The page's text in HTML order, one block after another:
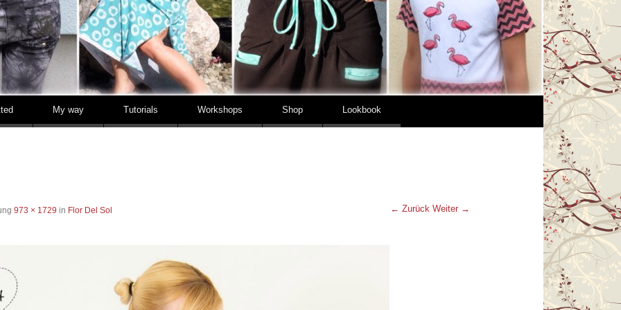
My way Tutorials Workshops Shop Lookbook
973 × 1729 in Flor Del Sol ← Zurück Weiter →